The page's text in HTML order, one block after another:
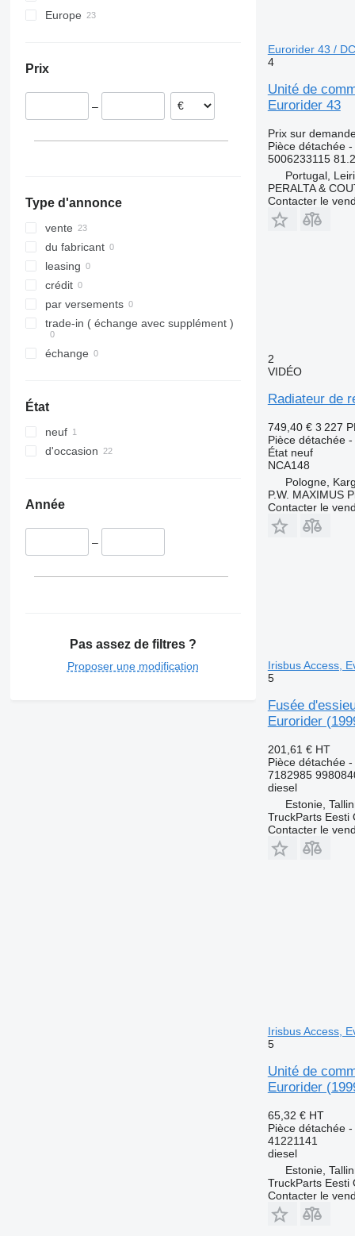
Tourismo
EC
Europe
Pologne
Prix
–
Type d'annonce
vente
du fabricant
leasing
crédit
par versements
trade-in ( échange avec supplément )
échange
État
neuf
d'occasion
Année
–
Pas assez de filtres ?
Proposer une modification
Eurorider 43 /
4
Unité de
Eurorider 43
Prix sur
Pièce détachée
5006233115
Portugal,
PERALTA &
Contacter le
2
VIDÉO
Radiateur de
749,40 € 3 227
Pièce détachée
Étatneuf
NCA148
Pologne,
P.W. MAXIMUS
Contacter le
Irisbus Access,
5
Fusée
Eurorider
201,61 € HT
Pièce détachée
7182985
diesel
Estonie,
TruckParts Eesti
Contacter le
Irisbus Access,
5
Unité de
Eurorider
65,32 € HT
Pièce détachée
41221141
diesel
Estonie,
TruckParts Eesti
Contacter le